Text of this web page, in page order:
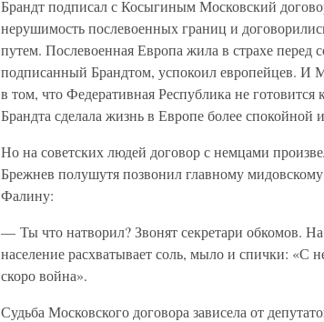
Брандт подписал с Косыгиным Московский
нерушимость послевоенных границ и
путем. Послевоенная Европа жила в страхе перед
подписанный Брандтом, успокоил европейцев. И
в том, что Федеративная Республика не
Брандта сделала жизнь в Европе более спокойной
Но на советских людей договор с немцами
Брежнев полушутя позвонил главному
Фалину:
— Ты что натворил? Звонят секретари обкомов.
население расхватывает соль, мыло и спички: «С
скоро война».
Судьба Московского договора зависела от